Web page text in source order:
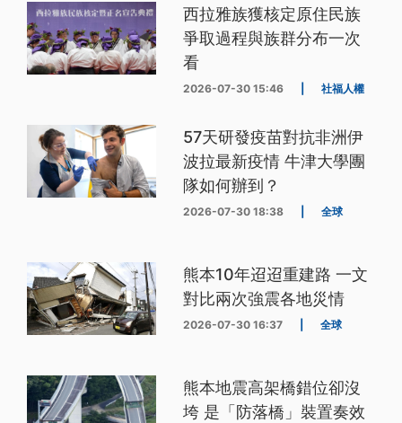
西拉雅族獲核定原住民族
爭取過程與族群分布一次
看
2026-07-30 15:46 社福人權
57天研發疫苗對抗非洲伊
波拉最新疫情 牛津大學團
隊如何辦到？
2026-07-30 18:38 全球
熊本10年迢迢重建路 一文
對比兩次強震各地災情
2026-07-30 16:37 全球
熊本地震高架橋錯位卻沒
垮 是「防落橋」裝置奏效